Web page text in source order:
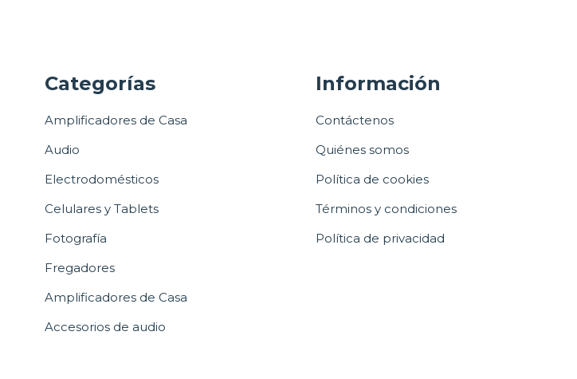
Categorías
Amplificadores de Casa
Audio
Electrodomésticos
Celulares y Tablets
Fotografía
Fregadores
Amplificadores de Casa
Accesorios de audio
Información
Contáctenos
Quiénes somos
Política de cookies
Términos y condiciones
Política de privacidad